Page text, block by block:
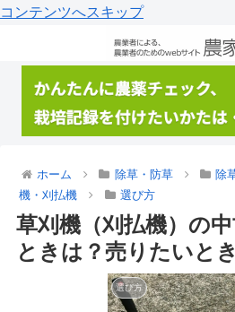
コンテンツへスキップ
ホーム 除草・防草 除
機・刈払機
選び方
草刈機（刈払機）の
ときは？売りたいと
選び方